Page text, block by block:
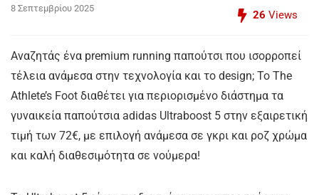
8 Σεπτεμβρίου 2025
26 Views
Αναζητάς ένα premium running παπούτσι που ισορροπεί
τέλεια ανάμεσα στην τεχνολογία και το design; Το The
Athlete’s Foot διαθέτει για περιορισμένο διάστημα τα
γυναικεία παπούτσια adidas Ultraboost 5 στην εξαιρετική
τιμή των 72€, με επιλογή ανάμεσα σε γκρι και ροζ χρώμα
και καλή διαθεσιμότητα σε νούμερα!